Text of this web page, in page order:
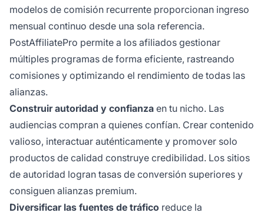
modelos de comisión recurrente proporcionan ingreso
mensual continuo desde una sola referencia.
PostAffiliatePro permite a los afiliados gestionar
múltiples programas de forma eficiente, rastreando
comisiones y optimizando el rendimiento de todas las
alianzas.
Construir autoridad y confianza en tu nicho. Las
audiencias compran a quienes confían. Crear contenido
valioso, interactuar auténticamente y promover solo
productos de calidad construye credibilidad. Los sitios
de autoridad logran tasas de conversión superiores y
consiguen alianzas premium.
Diversificar las fuentes de tráfico reduce la